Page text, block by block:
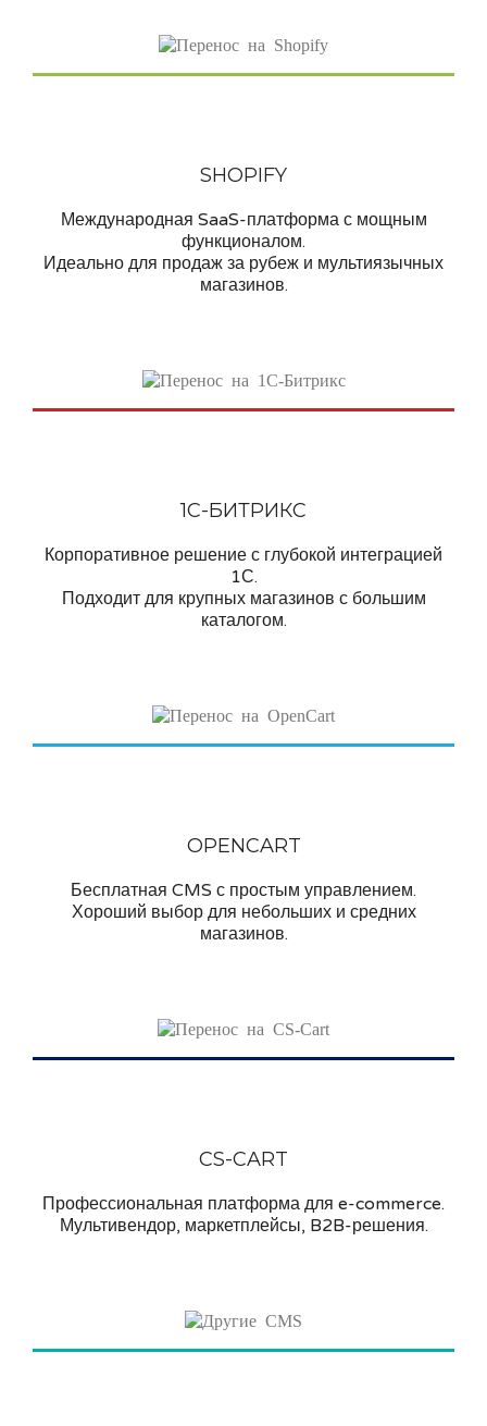
SHOPIFY
Международная SaaS-платформа с мощным
функционалом.
Идеально для продаж за рубеж и мультиязычных
магазинов.
1С-БИТРИКС
Корпоративное решение с глубокой интеграцией
1С.
Подходит для крупных магазинов с большим
каталогом.
OPENCART
Бесплатная CMS с простым управлением.
Хороший выбор для небольших и средних
магазинов.
CS-CART
Профессиональная платформа для e-commerce.
Мультивендор, маркетплейсы, B2B-решения.